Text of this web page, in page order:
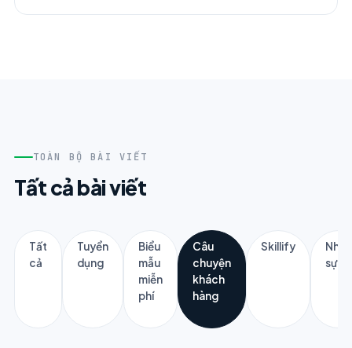
TOÀN BỘ BÀI VIẾT
Tất cả bài viết
Tất
cả
Tuyển
dụng
Biểu
mẫu
miễn
phí
Câu
chuyện
khách
hàng
Skillify
Nhân
sự